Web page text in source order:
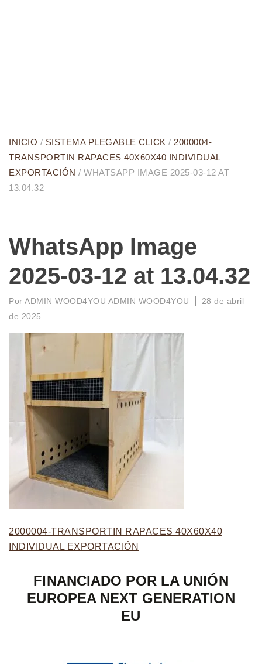
INICIO / SISTEMA PLEGABLE CLICK / 2000004-
TRANSPORTIN RAPACES 40X60X40 INDIVIDUAL
EXPORTACIÓN / WHATSAPP IMAGE 2025-03-12 AT
13.04.32
WhatsApp Image
2025-03-12 at 13.04.32
Por ADMIN WOOD4YOU ADMIN WOOD4YOU
28 de abril
de 2025
2000004-TRANSPORTIN RAPACES 40X60X40
INDIVIDUAL EXPORTACIÓN
FINANCIADO POR LA UNIÓN
EUROPEA NEXT GENERATION
EU